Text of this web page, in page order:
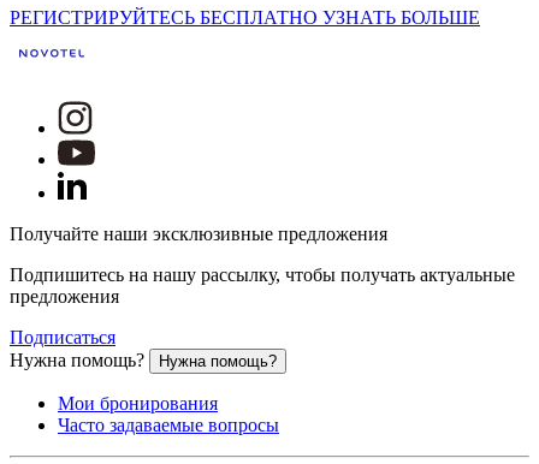
РЕГИСТРИРУЙТЕСЬ БЕСПЛАТНО УЗНАТЬ БОЛЬШЕ
Получайте наши эксклюзивные предложения
Подпишитесь на нашу рассылку, чтобы получать актуальные
предложения
Подписаться
Нужна помощь?
Нужна помощь?
Мои бронирования
Часто задаваемые вопросы